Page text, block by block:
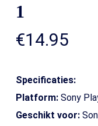
1
€14.95
Specificaties:
Platform:Sony
Geschikt voor: